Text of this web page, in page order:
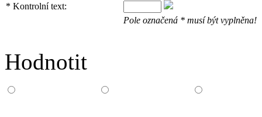
* Kontrolní text:
Pole označená * musí být vyplněna!
Hodnotit